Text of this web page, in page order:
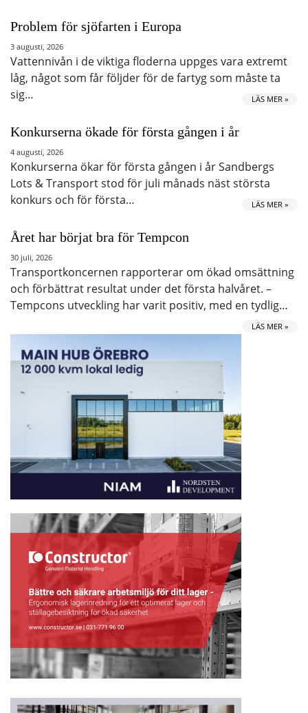
Problem för sjöfarten i Europa
3 augusti, 2026
Vattennivån i de viktiga floderna uppges vara extremt
låg, något som får följder för de fartyg som måste ta
sig…
LÄS MER »
Konkurserna ökade för första gången i år
4 augusti, 2026
Konkurserna ökar för första gången i år Sandbergs
Lots & Transport stod för juli månads näst största
konkurs och för första…
LÄS MER »
Året har börjat bra för Tempcon
30 juli, 2026
Transportkoncernen rapporterar om ökad omsättning
och förbättrat resultat under det första halvåret. –
Tempcons utveckling har varit positiv, med en tydlig…
LÄS MER »